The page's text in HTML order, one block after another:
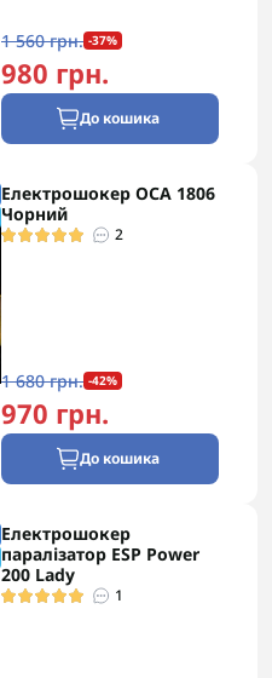
1 560 грн. -37%
980 грн.
До кошика
Електрошокер ОСА 1806
Чорний
2
1 680 грн. -42%
970 грн.
До кошика
Електрошокер
паралізатор ESP Power
200 Lady
1